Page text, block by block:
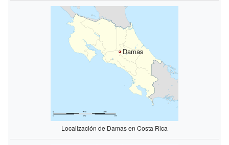
Damas
Localización de Damas en Costa Rica